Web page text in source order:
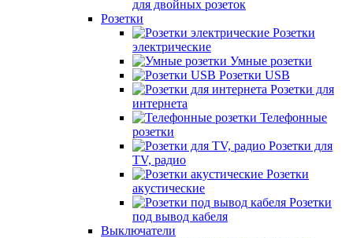
для двойных розеток
Розетки
Розетки
электрические
Умные розетки
Розетки USB
Розетки для
интернета
Телефонные
розетки
Розетки для
TV, радио
Розетки
акустические
Розетки
под вывод кабеля
Выключатели